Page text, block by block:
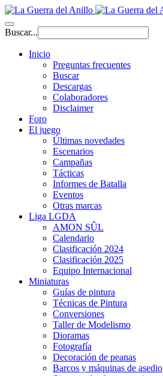
Buscar...
Inicio
Preguntas frecuentes
Buscar
Descargas
Colaboradores
Disclaimer
Foro
El juego
Últimas novedades
Escenarios
Campañas
Tácticas
Informes de Batalla
Eventos
Otras marcas
Liga LGDA
AMON SÛL
Calendario
Clasificación 2024
Clasificación 2025
Equipo Internacional
Miniaturas
Guías de pintura
Técnicas de Pintura
Conversiones
Taller de Modelismo
Dioramas
Fotografía
Decoración de peanas
Barcos y máquinas de asedio